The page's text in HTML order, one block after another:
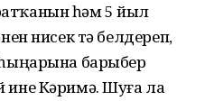
һәм 5 йыл
нисек тә белдереп,
барыбер
ине Кәримә. Шуға ла